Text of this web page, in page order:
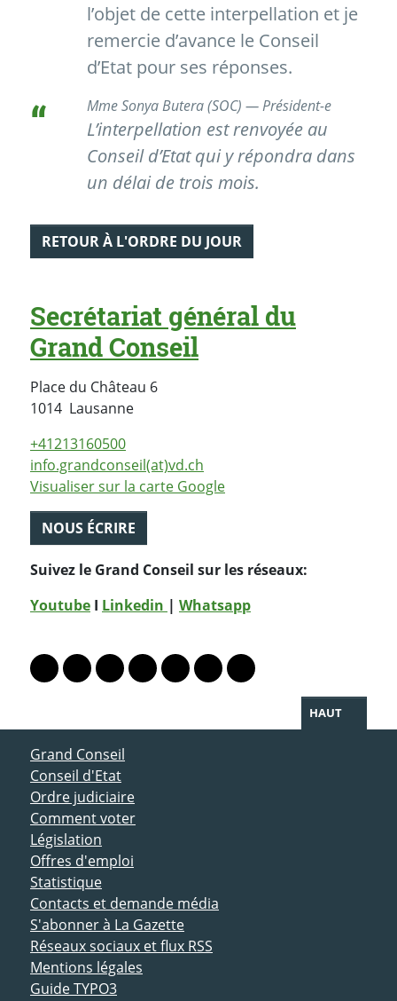
l’objet de cette interpellation et je
remercie d’avance le Conseil
d’Etat pour ses réponses.
Mme Sonya Butera (SOC) — Président-e
L’interpellation est renvoyée au
Conseil d’Etat qui y répondra dans
un délai de trois mois.
RETOUR À L'ORDRE DU JOUR
Secrétariat général du
Grand Conseil
Place du Château 6
1014 LausanneSuisse
+41213160500
info.grandconseil(at)vd.ch
Visualiser sur la carte Google
NOUS ÉCRIRE
Suivez le Grand Conseil sur les réseaux:
Youtube I Linkedin | Whatsapp
Lien vers le profil Mastodon
Lien vers le profil Bluesky
Lien vers le profil Instagram
Lien vers le profil Linkedin
Lien vers le profil Facebook
Lien vers le profil Twitter
Partager par WhatsApp
HAUT
ACCÈS DIRECT
Grand Conseil
Conseil d'Etat
Ordre judiciaire
Comment voter
Législation
Offres d'emploi
Statistique
Contacts et demande média
S'abonner à La Gazette
Réseaux sociaux et flux RSS
Mentions légales
Guide TYPO3